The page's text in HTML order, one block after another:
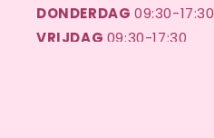
DONDERDAG 09:30-17:30
VRIJDAG 09:30-17:30